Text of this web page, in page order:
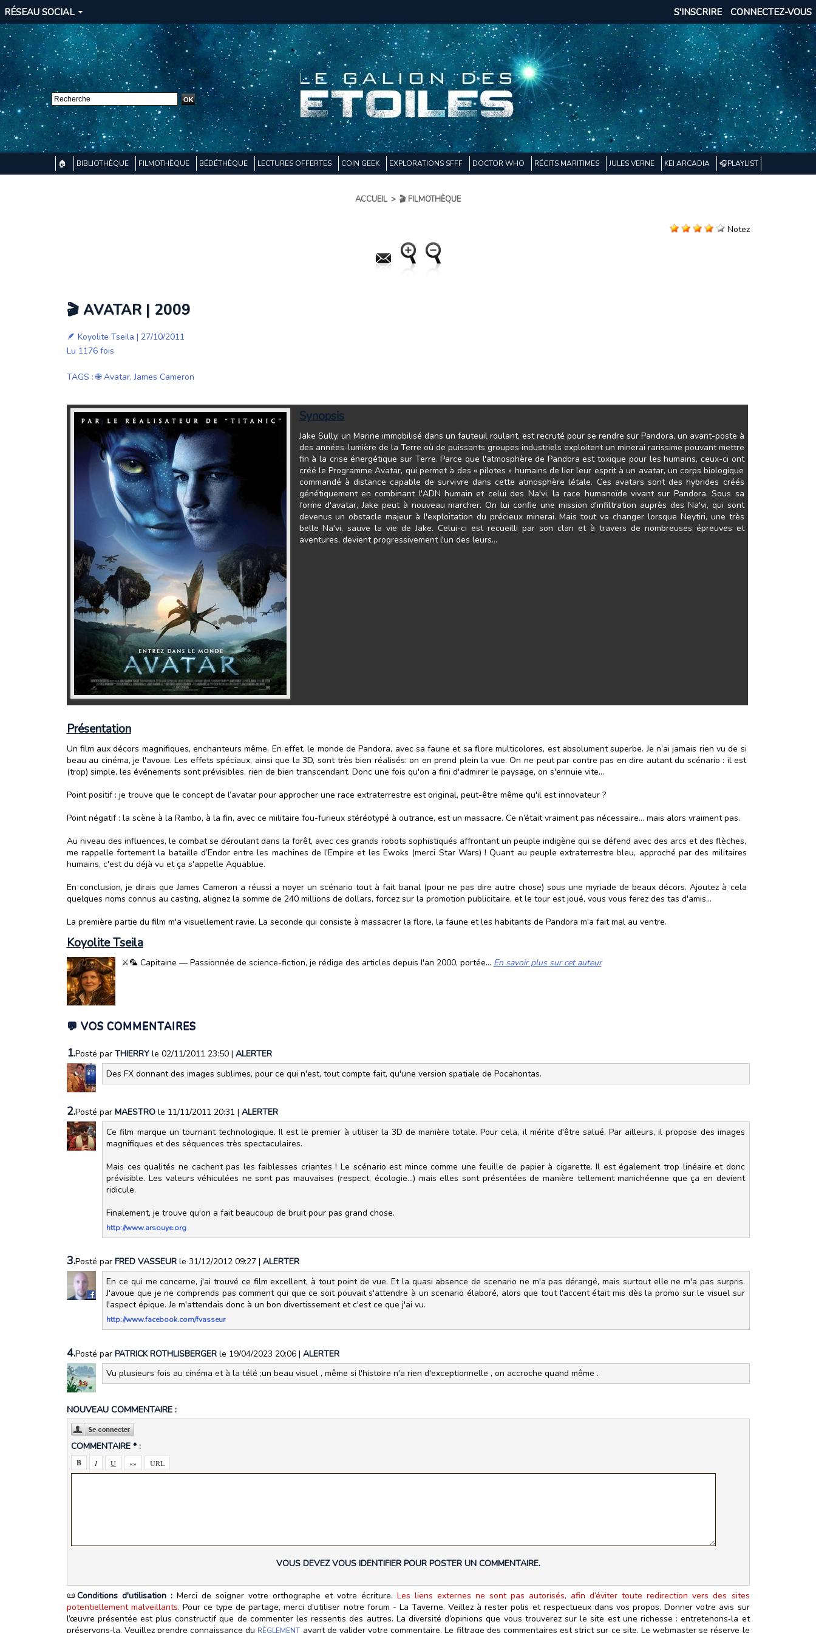
RÉSEAU SOCIAL CONNECTEZ-VOUS
S'INSCRIRE
🏠 BIBLIOTHÈQUE FILMOTHÈQUE BÉDÉTHÈQUE LECTURES OFFERTES COIN GEEK EXPLORATIONS SFFF DOCTOR WHO RÉCITS MARITIMES JULES VERNE KEI ARCADIA 🎧PLAYLIST
ACCUEIL > 🎬 FILMOTHÈQUE
Notez
🎬 AVATAR | 2009
🪶 Koyolite Tseila | 27/10/2011
Lu 1176 fois
TAGS :🌐 Avatar,James Cameron
Synopsis
Jake Sully, un Marine immobilisé dans un fauteuil roulant, est recruté pour se rendre sur Pandora, un avant-poste à
des années-lumière de la Terre où de puissants groupes industriels exploitent un minerai rarissime pouvant mettre
fin à la crise énergétique sur Terre. Parce que l'atmosphère de Pandora est toxique pour les humains, ceux-ci ont
créé le Programme Avatar, qui permet à des « pilotes » humains de lier leur esprit à un avatar, un corps biologique
commandé à distance capable de survivre dans cette atmosphère létale. Ces avatars sont des hybrides créés
génétiquement en combinant l'ADN humain et celui des Na'vi, la race humanoïde vivant sur Pandora. Sous sa
forme d'avatar, Jake peut à nouveau marcher. On lui confie une mission d'infiltration auprès des Na'vi, qui sont
devenus un obstacle majeur à l'exploitation du précieux minerai. Mais tout va changer lorsque Neytiri, une très
belle Na'vi, sauve la vie de Jake. Celui-ci est recueilli par son clan et à travers de nombreuses épreuves et
aventures, devient progressivement l'un des leurs...
Présentation
Un film aux décors magnifiques, enchanteurs même. En effet, le monde de Pandora, avec sa faune et sa flore multicolores, est absolument superbe. Je n’ai jamais rien vu de si
beau au cinéma, je l'avoue. Les effets spéciaux, ainsi que la 3D, sont très bien réalisés: on en prend plein la vue. On ne peut par contre pas en dire autant du scénario : il est
(trop) simple, les événements sont prévisibles, rien de bien transcendant. Donc une fois qu'on a fini d'admirer le paysage, on s'ennuie vite...
Point positif : je trouve que le concept de l’avatar pour approcher une race extraterrestre est original, peut-être même qu'il est innovateur ?
Point négatif : la scène à la Rambo, à la fin, avec ce militaire fou-furieux stéréotypé à outrance, est un massacre. Ce n’était vraiment pas nécessaire… mais alors vraiment pas.
Au niveau des influences, le combat se déroulant dans la forêt, avec ces grands robots sophistiqués affrontant un peuple indigène qui se défend avec des arcs et des flèches,
me rappelle fortement la bataille d’Endor entre les machines de l’Empire et les Ewoks (merci Star Wars) ! Quant au peuple extraterrestre bleu, approché par des militaires
humains, c'est du déjà vu et ça s'appelle Aquablue.
En conclusion, je dirais que James Cameron a réussi a noyer un scénario tout à fait banal (pour ne pas dire autre chose) sous une myriade de beaux décors. Ajoutez à cela
quelques noms connus au casting, alignez la somme de 240 millions de dollars, forcez sur la promotion publicitaire, et le tour est joué, vous vous ferez des tas d'amis...
La première partie du film m'a visuellement ravie. La seconde qui consiste à massacrer la flore, la faune et les habitants de Pandora m'a fait mal au ventre.
Koyolite Tseila
⚔️🦜 Capitaine — Passionnée de science-fiction, je rédige des articles depuis l'an 2000, portée... En savoir plus sur cet auteur
💬 VOS COMMENTAIRES
1.Posté par THIERRY le 02/11/2011 23:50 | ALERTER
Des FX donnant des images sublimes, pour ce qui n'est, tout compte fait, qu'une version spatiale de Pocahontas.
2.Posté par MAESTRO le 11/11/2011 20:31 | ALERTER
Ce film marque un tournant technologique. Il est le premier à utiliser la 3D de manière totale. Pour cela, il mérite d'être salué. Par ailleurs, il propose des images
magnifiques et des séquences très spectaculaires.
Mais ces qualités ne cachent pas les faiblesses criantes ! Le scénario est mince comme une feuille de papier à cigarette. Il est également trop linéaire et donc
prévisible. Les valeurs véhiculées ne sont pas mauvaises (respect, écologie...) mais elles sont présentées de manière tellement manichéenne que ça en devient
ridicule.
Finalement, je trouve qu'on a fait beaucoup de bruit pour pas grand chose.
http://www.arsouye.org
3.Posté par FRED VASSEUR le 31/12/2012 09:27 | ALERTER
En ce qui me concerne, j'ai trouvé ce film excellent, à tout point de vue. Et la quasi absence de scenario ne m'a pas dérangé, mais surtout elle ne m'a pas surpris.
J'avoue que je ne comprends pas comment qui que ce soit pouvait s'attendre à un scenario élaboré, alors que tout l'accent était mis dès la promo sur le visuel sur
l'aspect épique. Je m'attendais donc à un bon divertissement et c'est ce que j'ai vu.
http://www.facebook.com/fvasseur
4.Posté par PATRICK ROTHLISBERGER le 19/04/2023 20:06 | ALERTER
Vu plusieurs fois au cinéma et à la télé ;un beau visuel , même si l'histoire n'a rien d'exceptionnelle , on accroche quand même .
NOUVEAU COMMENTAIRE :
COMMENTAIRE * :
VOUS DEVEZ VOUS IDENTIFIER POUR POSTER UN COMMENTAIRE.
📜Conditions d'utilisation :Merci de soigner votre orthographe et votre écriture.Les liens externes ne sont pas autorisés, afin d’éviter toute redirection vers des sites
potentiellement malveillants. Pour ce type de partage, merci d’utiliser notre forum - La Taverne. Veillez à rester polis et respectueux dans vos propos. Donner votre avis sur
l’œuvre présentée est plus constructif que de commenter les ressentis des autres. La diversité d’opinions que vous trouverez sur le site est une richesse : entretenons‑la et
préservons‑la. Veuillez prendre connaissance du RÈGLEMENT avant de valider votre commentaire. Le filtrage des commentaires est strict sur ce site. Le webmaster se réserve le